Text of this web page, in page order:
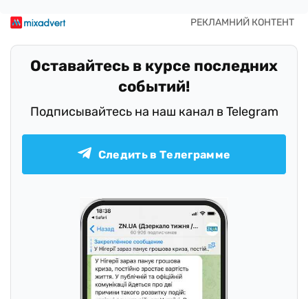
Оставайтесь в курсе последних
событий!
Подписывайтесь на наш канал в Telegram
Следить в Телеграмме